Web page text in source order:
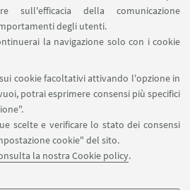
sull'efficacia della comunicazione
degli utenti.
la navigazione solo con i cookie
cookie facoltativi attivando l'opzione in
potrai esprimere consensi più specifici
scelte e verificare lo stato dei consensi
cookie" del sito.
la nostra Cookie policy.
Muzzi
una mail